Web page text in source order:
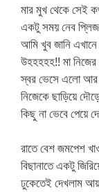
মার মুখ থেকে সেই
একটু সময় নেব
আমি খুব জানি
উহহহহহ!! মা নিজের
স্বর ভেসে এলো আর
নিজেকে ছাড়িয়ে
কিছু না ভেবে পেয়ে
রাতে বেশ জমপেশ
বিছানাতে একটু
ঢুকেতেই দেখলাম